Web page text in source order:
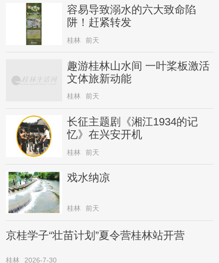
容易导致溺水的六大致命陷
阱！赶紧转发
桂林 前天
趣游桂林山水间 一叶桨板激活
文体旅新动能
桂林 前天
长征主题剧《湘江1934的记
忆》在兴安开机
桂林 前天
戏水纳凉
桂林 前天
京桂学子“壮苗计划”夏令营桂林站开营
桂林 2026-7-30